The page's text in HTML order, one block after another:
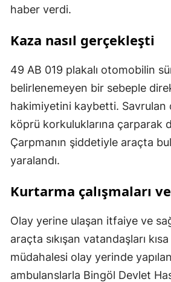
haber verdi.
Kaza nasıl gerçekleşti
49 AB 019 plakalı otomobilin
belirlenemeyen bir sebeple
hakimiyetini kaybetti. Savrulan
köprü korkuluklarına çarparak
Çarpmanın şiddetiyle araçta
yaralandı.
Kurtarma çalışmaları
Olay yerine ulaşan itfaiye ve
araçta sıkışan vatandaşları
müdahalesi olay yerinde
ambulanslarla Bingöl Devlet